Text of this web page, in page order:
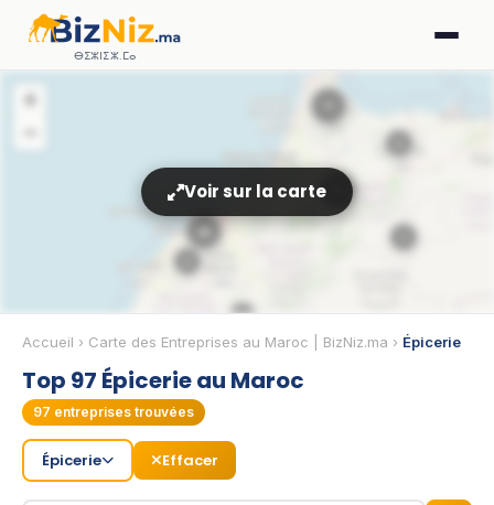
ⴱⵉⵣⵏⵉⵣ.ⵎⴰ
Accueil › Carte des Entreprises au Maroc | BizNiz.ma › Épicerie
Top 97 Épicerie au Maroc
97 entreprises trouvées
Épicerie Effacer
🏢
2
🏢
3
28
+
−
Voir sur la carte